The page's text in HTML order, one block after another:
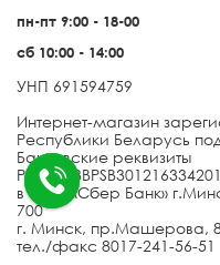
пн-пт 9:00 - 18-00
сб 10:00 - 14:00
УНП 691594759
Интернет-магазин
Республики Беларусь
Банковские реквизиты
Р/с
в ОАО «Сбер Банк»
700
г. Минск, пр.Машерова,
тел./факс 8017-241-56-51